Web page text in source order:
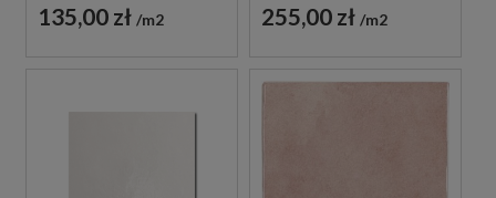
135,00 zł m2 255,00 zł m2